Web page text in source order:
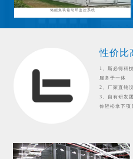
储能集装箱动环监控系统
性价比
1、斯必得科
服务于一体
2、厂家直销
3、自有研发
你轻松拿下项